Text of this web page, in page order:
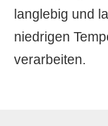
langlebig und
niedrigen
verarbeiten.